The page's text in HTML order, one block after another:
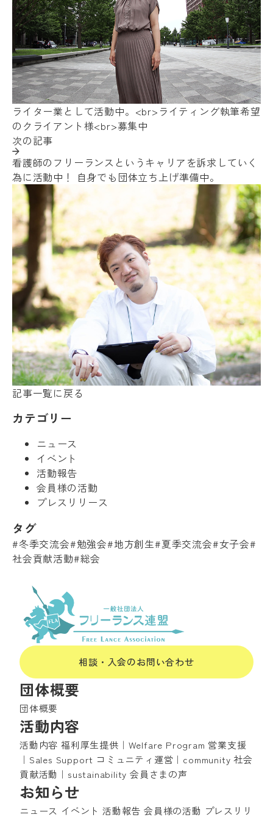
ライター業として活動中。<br>ライティング執筆希望
のクライアント様<br>募集中
次の記事
看護師のフリーランスというキャリアを訴求していく
為に活動中！ 自身でも団体立ち上げ準備中。
記事一覧に戻る
カテゴリー
ニュース
イベント
活動報告
会員様の活動
プレスリリース
タグ
#冬季交流会#勉強会#地方創生#夏季交流会#女子会#
社会貢献活動#総会
相談・入会のお問い合わせ
団体概要
団体概要
活動内容
活動内容 福利厚生提供｜Welfare Program 営業支援
｜Sales Support コミュニティ運営｜community 社会
貢献活動｜sustainability 会員さまの声
お知らせ
ニュース イベント 活動報告 会員様の活動 プレスリリ